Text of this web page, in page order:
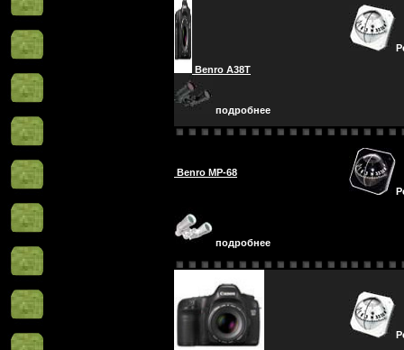
Benro A38T
подробнее
Benro MP-68
подробнее